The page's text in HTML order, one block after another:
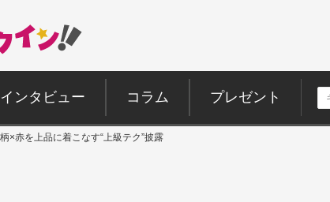
インタビュー コラム プレゼント
×赤を上品に着こなす“上級テク”披露